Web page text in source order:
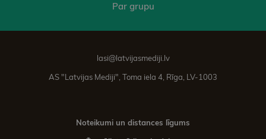
Par grupu
lasi@latvijasmediji.lv
AS "Latvijas Mediji", Toma iela 4, Rīga, LV-1003
Noteikumi un distances līgums